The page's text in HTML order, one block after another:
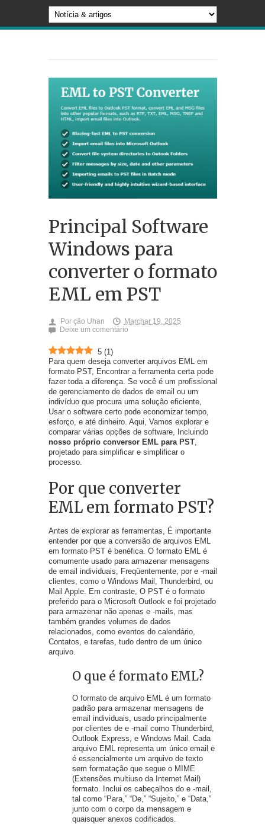
Principal Software
Windows para
converter o formato
EML em PST
Por ção Uhan
Marchar 19, 2025
Deixe um comentário
5 (1)
Para quem deseja converter arquivos EML em
formato PST, Encontrar a ferramenta certa pode
fazer toda a diferença. Se você é um profissional
de gerenciamento de dados de email ou um
indivíduo que procura uma solução eficiente,
Usar o software certo pode economizar tempo,
esforço, e até dinheiro. Aqui, Vamos explorar e
comparar várias opções de software, Incluindo
nosso próprio conversor EML para PST,
projetado para simplificar e simplificar o
processo.
Por que converter
EML em formato PST?
Antes de explorar as ferramentas, É importante
entender por que a conversão de arquivos EML
em formato PST é benéfica. O formato EML é
comumente usado para armazenar mensagens
de email individuais, Freqüentemente, por e -mail
clientes, como o Windows Mail, Thunderbird, ou
Mail Apple. Em contraste, O PST é o formato
preferido para o Microsoft Outlook e foi projetado
para armazenar não apenas e -mails, mas
também grandes volumes de dados
relacionados, como eventos do calendário,
Contatos, e tarefas, tudo dentro de um único
arquivo.
O que é formato EML?
O formato de arquivo EML é um formato
padrão para armazenar mensagens de
email individuais, usado principalmente
por clientes de e -mail como Thunderbird,
Outlook Express, e Windows Mail. Cada
arquivo EML representa um único email e
é essencialmente um arquivo de texto
sem formatação que segue o MIME
(Extensões multiuso da Internet Mail)
formato. Inclui os cabeçalhos do e -mail,
tal como “Para,” “De,” “Sujeito,” e “Data,”
junto com o corpo da mensagem e
quaisquer anexos codificados.